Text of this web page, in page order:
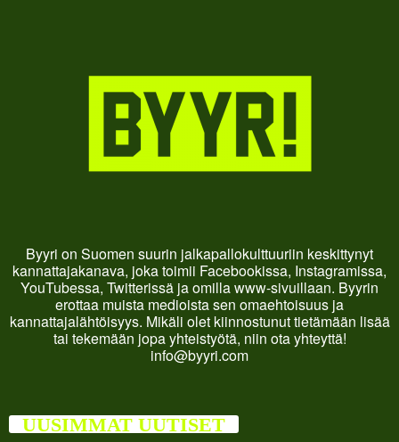
Byyri on Suomen suurin jalkapallokulttuuriin keskittynyt
kannattajakanava, joka toimii Facebookissa, Instagramissa,
YouTubessa, Twitterissä ja omilla www-sivuillaan. Byyrin
erottaa muista medioista sen omaehtoisuus ja
kannattajalähtöisyys. Mikäli olet kiinnostunut tietämään lisää
tai tekemään jopa yhteistyötä, niin ota yhteyttä!
info@byyri.com
UUSIMMAT UUTISET